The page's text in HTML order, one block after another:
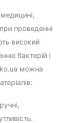
проведенні
високий
бактерій і
можна